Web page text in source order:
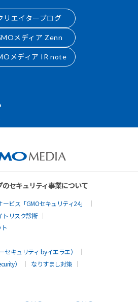
リエイターブログ
メディア Zenn
メディア IR note
セキュリティ事業について
ビス「GMOセキュリティ24」
トリスク診断
キュリティ byイエラエ）
）
なりすまし対策